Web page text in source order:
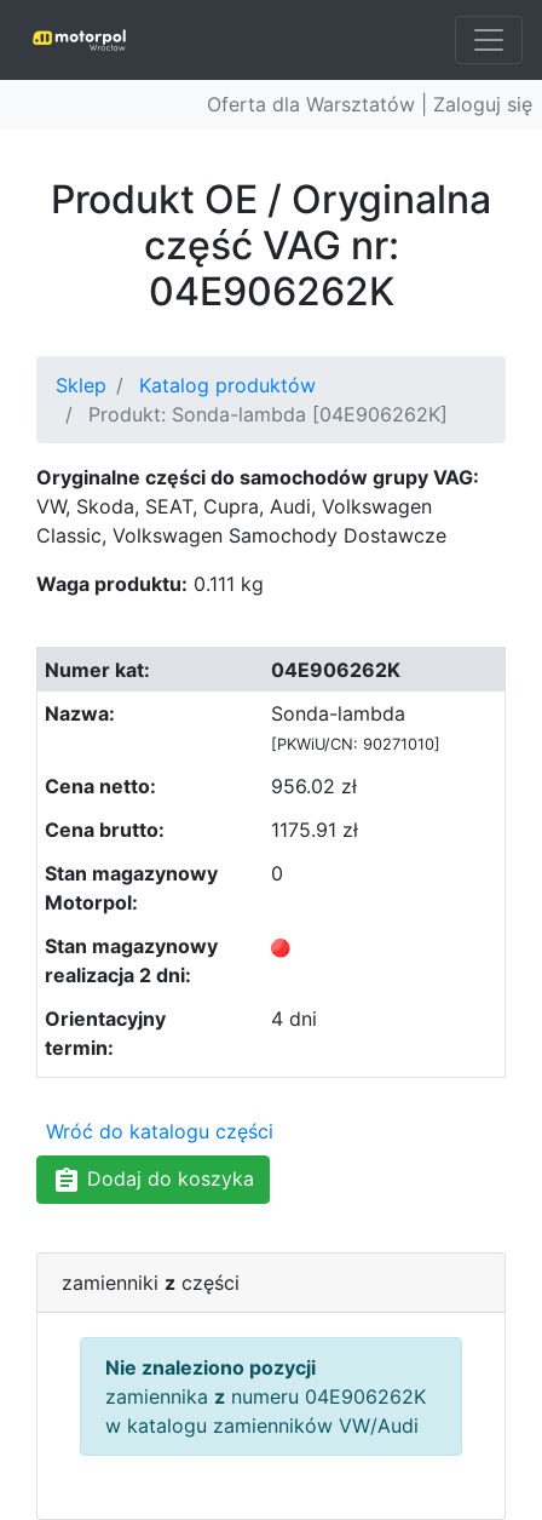
Oferta dla Warsztatów | Zaloguj się
Produkt OE / Oryginalna
część VAG nr:
04E906262K
Sklep
Katalog produktów
Produkt: Sonda-lambda [04E906262K]
Oryginalne części do samochodów grupy VAG:
VW, Skoda, SEAT, Cupra, Audi, Volkswagen
Classic, Volkswagen Samochody Dostawcze
Waga produktu: 0.111 kg
04E906262K
Sonda-lambda
[PKWiU/CN: 90271010]
956.02 zł
1175.91 zł
0
4 dni
Wróć do katalogu części
Dodaj do koszyka
zamienniki z części
Nie znaleziono pozycji
zamiennika z numeru 04E906262K
w katalogu zamienników VW/Audi